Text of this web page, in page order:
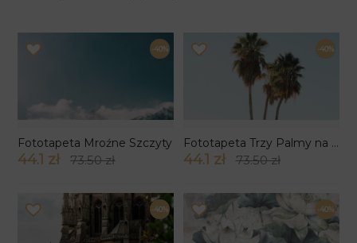
-40%
Fototapeta Mroźne Szczyty
44.1 zł 73.50 zł
-40%
Fototapeta Trzy Palmy na Jasnym Niebie
44.1 zł 73.50 zł
-40% -40%